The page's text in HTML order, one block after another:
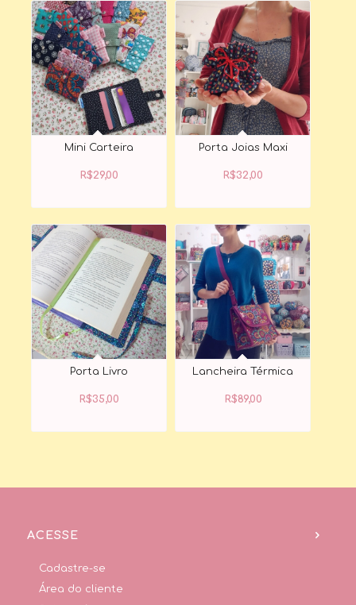
Mini Carteira
R$29,00
Porta Joias Maxi
R$32,00
Porta Livro
R$35,00
Lancheira Térmica
R$89,00
ACESSE
Cadastre-se
Área do cliente